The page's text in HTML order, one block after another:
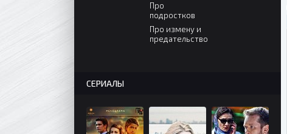
Про
подростков
Про измену и
предательство
СЕРИАЛЫ